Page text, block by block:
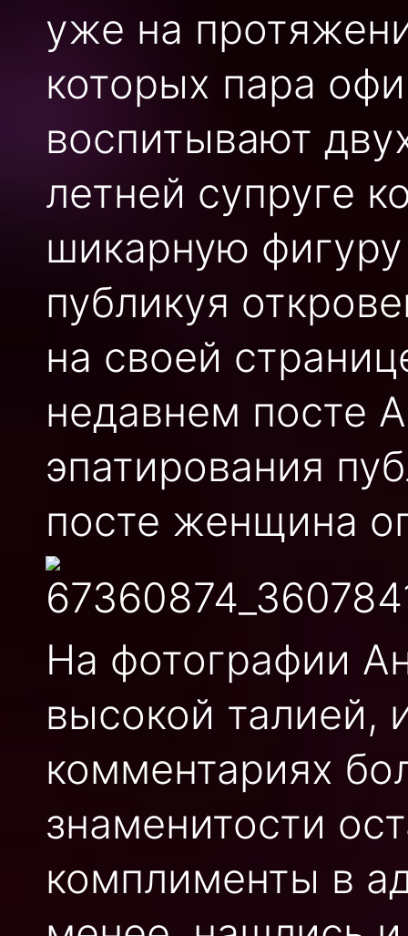
уже на
которых пара
воспитывают
летней супруге
шикарную
публикуя
на своей
недавнем посте
эпатирования
посте женщина
На фотографии
высокой талией,
комментариях
знаменитости
комплименты в